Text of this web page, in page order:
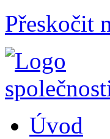
Přeskočit
Úvod